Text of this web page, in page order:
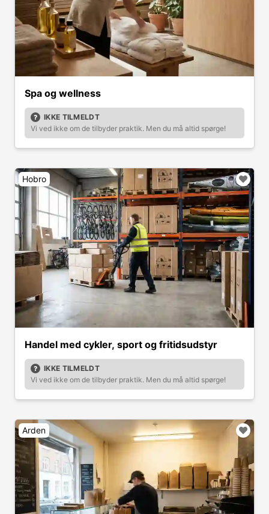
Spa og wellness
IKKE TILMELDT
Vi ved ikke om de tilbyder praktik. Men du må altid spørge!
Hobro
Handel med cykler, sport og fritidsudstyr
IKKE TILMELDT
Vi ved ikke om de tilbyder praktik. Men du må altid spørge!
Arden